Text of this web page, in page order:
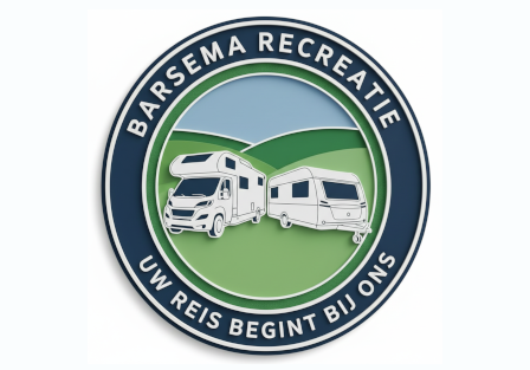
Cookievoorkeuren zijn momenteel gesloten.